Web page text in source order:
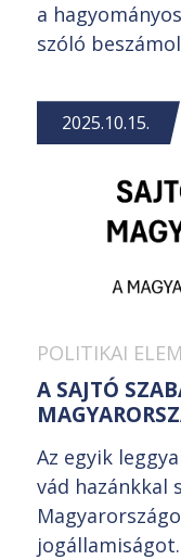
a
szóló
2025.10.15.
POLITIKAI
A SAJTÓ
Az egyik
vád hazánkkal